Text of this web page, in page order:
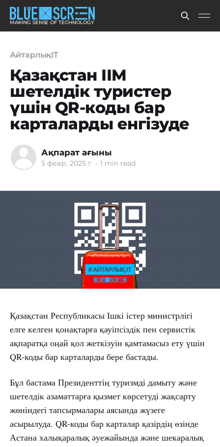
MAKING SENSE OF TECHNOLOGY
АйтарлықIT
Қазақстан ІІМ
шетелдік туристер
үшін QR-коды бар
карталарды енгізуде
Ақпарат ағыны
5 февр. 2025 г. • 1 min read
Қазақстан Республикасы Ішкі істер министрлігі
елге келген қонақтарға қауіпсіздік пен сервистік
ақпаратқа оңай қол жеткізуін қамтамасыз ету үшін
QR-коды бар карталарды бере бастады.
Бұл бастама Президенттің туризмді дамыту және
шетелдік азаматтарға қызмет көрсетуді жақсарту
жөніндегі тапсырмалары аясында жүзеге
асырылуда. QR-коды бар карталар қазірдің өзінде
Астана халықаралық әуежайында және шекаралық